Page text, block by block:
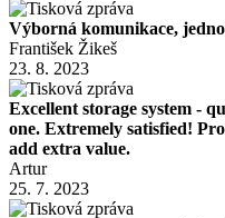
Výborná komunikace,
František Žikeš
23. 8. 2023
Excellent storage system -
one. Extremely satisfied!
add extra value.
Artur
25. 7. 2023